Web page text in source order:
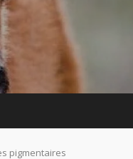
pigmentaires